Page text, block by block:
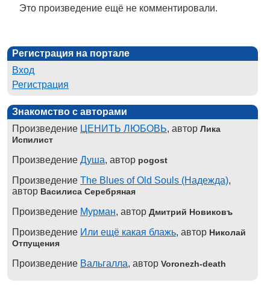
Это произведение ещё не комментировали.
Регистрация на портале
Вход
Регистрация
Знакомство с авторами
Произведение ЦЕНИТЬ ЛЮБОВЬ, автор Лика
Испилист
Произведение Душа, автор pogost
Произведение The Blues of Old Souls (Надежда),
автор Василиса Серебряная
Произведение Мурман, автор Дмитрий Новиковъ
Произведение Или ещё какая блажь, автор Николай
Отпущения
Произведение Вальгалла, автор Voronezh-death